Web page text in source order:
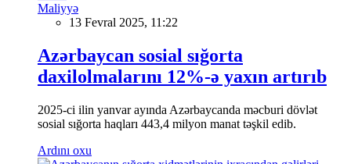
Maliyyə
13 Fevral 2025, 11:22
Azərbaycan sosial sığorta
daxilolmalarını 12%-ə yaxın artırıb
2025-ci ilin yanvar ayında Azərbaycanda məcburi dövlət
sosial sığorta haqları 443,4 milyon manat təşkil edib.
Ardını oxu